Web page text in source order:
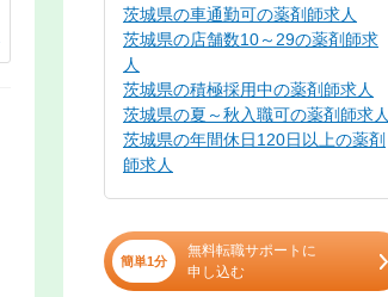
茨城県の車通勤可の薬剤師求人
茨城県の店舗数10～29の薬剤師求
人
茨城県の積極採用中の薬剤師求人
茨城県の夏～秋入職可の薬剤師求人
茨城県の年間休日120日以上の薬剤
師求人
簡単1分
無料転職サポートに
申し込む